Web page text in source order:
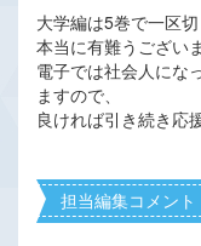
大学編は5巻で一区
本当に有難うござい
電子では社会人にな
ますので、
良ければ引き続き応
担当編集コメント